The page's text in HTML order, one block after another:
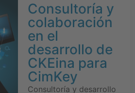
Consultoría y
colaboración
en el
desarrollo de
CKEina para
CimKey
Consultoría y desarrollo